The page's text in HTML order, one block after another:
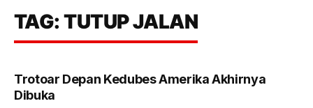
TAG: TUTUP JALAN
Trotoar Depan Kedubes Amerika Akhirnya
Dibuka